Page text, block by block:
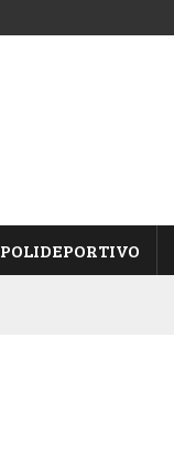
POLIDEPORTIVO